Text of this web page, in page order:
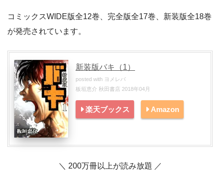
コミックスWIDE版全12巻、完全版全17巻、新装版全18巻
が発売されています。
新装版バキ（1）
posted with ヨメレバ
板垣恵介 秋田書店 2018年04月
楽天ブックス Amazon
＼ 200万冊以上が読み放題 ／